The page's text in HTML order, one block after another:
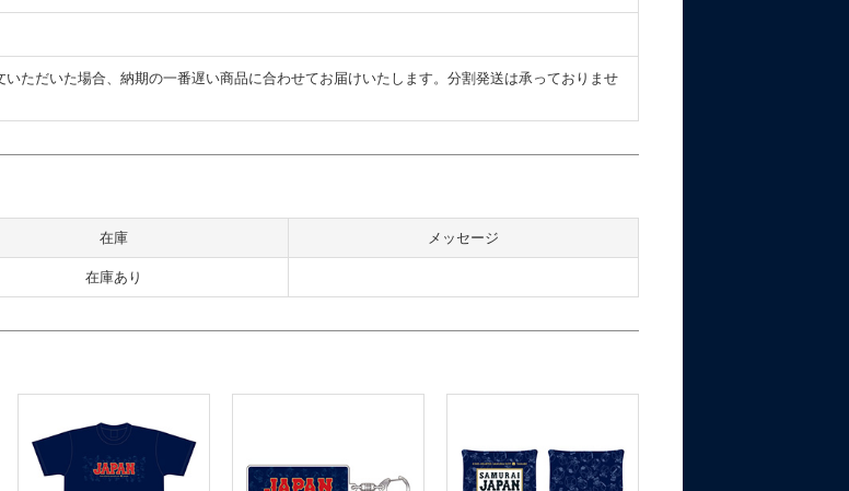
ただいた場合、納期の一番遅い商品に合わせてお届けいたします。分割発送は承っておりませ
在庫 メッセージ
在庫あり